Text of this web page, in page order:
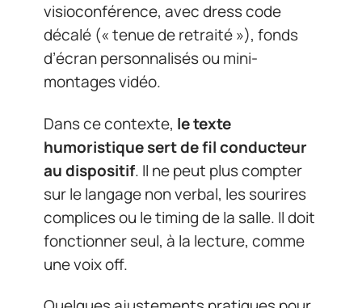
visioconférence, avec dress code
décalé (« tenue de retraité »), fonds
d’écran personnalisés ou mini-
montages vidéo.
Dans ce contexte, le texte
humoristique sert de fil conducteur
au dispositif. Il ne peut plus compter
sur le langage non verbal, les sourires
complices ou le timing de la salle. Il doit
fonctionner seul, à la lecture, comme
une voix off.